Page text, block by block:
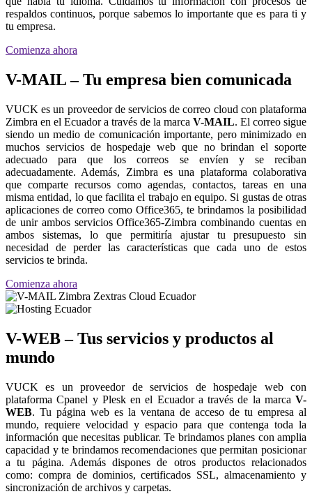
respaldos continuos, porque sabemos lo importante que es para ti y
tu empresa.
Comienza ahora
V-MAIL – Tu empresa bien comunicada
VUCK es un proveedor de servicios de correo cloud con plataforma
Zimbra en el Ecuador a través de la marca V-MAIL. El correo sigue
siendo un medio de comunicación importante, pero minimizado en
muchos servicios de hospedaje web que no brindan el soporte
adecuado para que los correos se envíen y se reciban
adecuadamente. Además, Zimbra es una plataforma colaborativa
que comparte recursos como agendas, contactos, tareas en una
misma entidad, lo que facilita el trabajo en equipo. Si gustas de otras
aplicaciones de correo como Office365, te brindamos la posibilidad
de unir ambos servicios Office365-Zimbra combinando cuentas en
ambos sistemas, lo que permitiría ajustar tu presupuesto sin
necesidad de perder las características que cada uno de estos
servicios te brinda.
Comienza ahora
V-WEB – Tus servicios y productos al
mundo
VUCK es un proveedor de servicios de hospedaje web con
plataforma Cpanel y Plesk en el Ecuador a través de la marca V-
WEB. Tu página web es la ventana de acceso de tu empresa al
mundo, requiere velocidad y espacio para que contenga toda la
información que necesitas publicar. Te brindamos planes con amplia
capacidad y te brindamos recomendaciones que permitan posicionar
a tu página. Además dispones de otros productos relacionados
como: compra de dominios, certificados SSL, almacenamiento y
sincronización de archivos y carpetas.